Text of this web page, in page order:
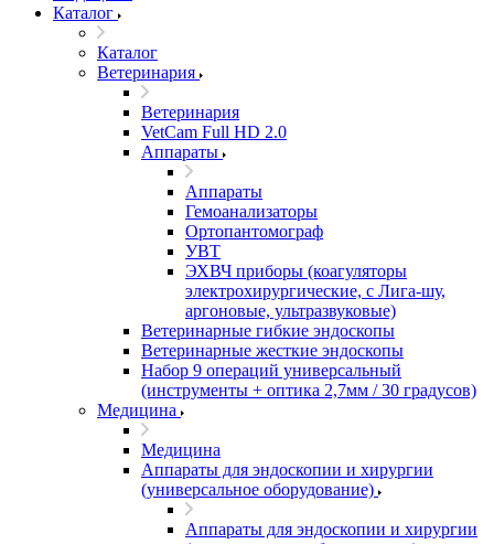
Каталог
Каталог
Ветеринария
Ветеринария
VetCam Full HD 2.0
Аппараты
Аппараты
Гемоанализаторы
Ортопантомограф
УВТ
ЭХВЧ приборы (коагуляторы
электрохирургические, с Лига-шу,
аргоновые, ультразвуковые)
Ветеринарные гибкие эндоскопы
Ветеринарные жесткие эндоскопы
Набор 9 операций универсальный
(инструменты + оптика 2,7мм / 30 градусов)
Медицина
Медицина
Аппараты для эндоскопии и хирургии
(универсальное оборудование)
Аппараты для эндоскопии и хирургии